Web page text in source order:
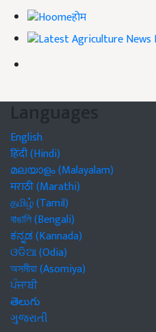
होम
Languages
English
हिंदी (Hindi)
മലയാളം (Malayalam)
मराठी (Marathi)
தமிழ் (Tamil)
বাঙালি (Bengali)
ಕನ್ನಡ (Kannada)
ଓଡିଆ (Odia)
অসমীয়া (Asomiya)
ਪੰਜਾਬੀ
తెలుగు
ગુજરાતી